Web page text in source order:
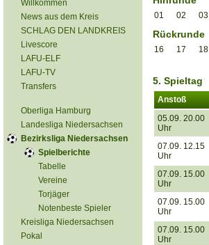
Willkommen
News aus dem Kreis
SCHLAG DEN LANDKREIS
Livescore
LAFU-ELF
LAFU-TV
Transfers
Oberliga Hamburg
Landesliga Niedersachsen
Bezirksliga Niedersachsen
Spielberichte
Tabelle
Vereine
Torjäger
Notenbeste Spieler
Kreisliga Niedersachsen
Pokal
01 02 03
Rückrunde
16 17 18
5. Spieltag
Anstoß
05.09. 20.00
Uhr
07.09. 12.15
Uhr
07.09. 15.00
Uhr
07.09. 15.00
Uhr
07.09. 15.00
Uhr